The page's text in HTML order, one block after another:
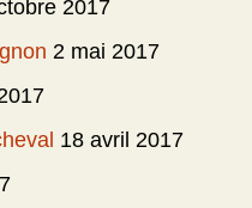
2017
2 mai 2017
18 avril 2017